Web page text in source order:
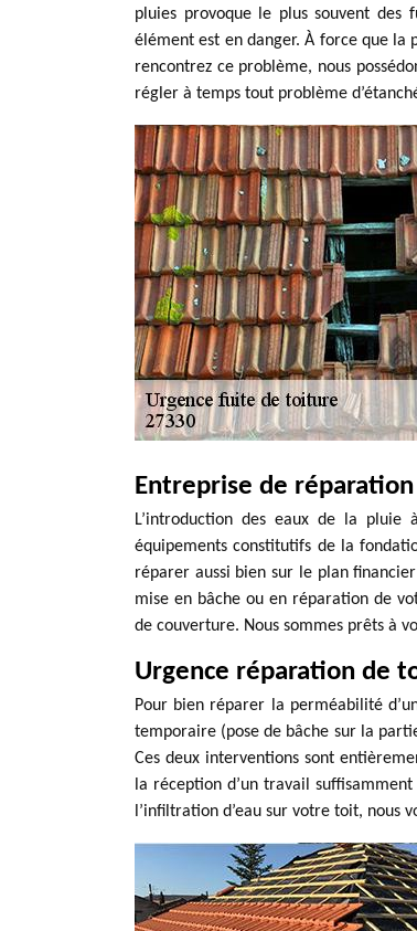
pluies provoque le plus souvent des
élément est en danger. À force que la
rencontrez ce problème, nous
régler à temps tout problème
Entreprise de
L’introduction des eaux de la
équipements constitutifs de la
réparer aussi bien sur le plan
mise en bâche ou en réparation de
de couverture. Nous sommes prêts à
Urgence réparation de
Pour bien réparer la perméabilité
temporaire (pose de bâche sur la
Ces deux interventions sont
la réception d’un travail
l’infiltration d’eau sur votre toit, nous